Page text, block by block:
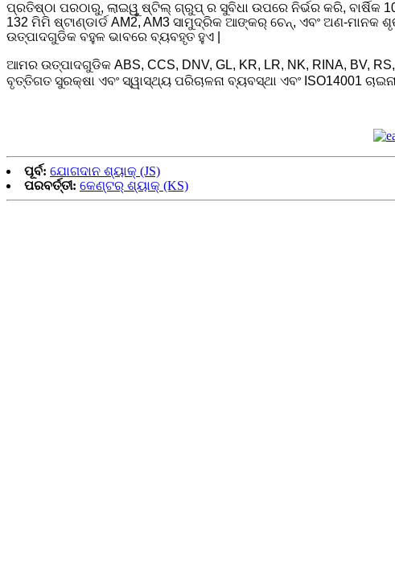
ପ୍ରତିଷ୍ଠା ପରଠାରୁ, ଲାଇୱୁ ଷ୍ଟିଲ୍ ଗ୍ରୁପ୍ ର ସୁବିଧା ଉପରେ ନିର୍ଭର କରି, ବାର୍ଷିକ
132 ମିମି ଷ୍ଟାଣ୍ଡାର୍ଡ AM2, AM3 ସାମୁଦ୍ରିକ ଆଙ୍କର୍ ଚେନ୍, ଏବଂ ଅଣ-
ଉତ୍ପାଦଗୁଡିକ ବହୁଳ ଭାବରେ ବ୍ୟବହୃତ ହୁଏ |
ଆମର ଉତ୍ପାଦଗୁଡିକ ABS, CCS, DNV, GL, KR, LR, NK, RINA, BV,
ବୃତ୍ତିଗତ ସୁରକ୍ଷା ଏବଂ ସ୍ୱାସ୍ଥ୍ୟ ପରିଚାଳନା ବ୍ୟବସ୍ଥା ଏବଂ ISO14001
ପୂର୍ବ: ଯୋଗଦାନ ଶ୍ୟାକ୍ (JS)
ପରବର୍ତ୍ତୀ: କେଣ୍ଟର୍ ଶ୍ୟାକ୍ (KS)